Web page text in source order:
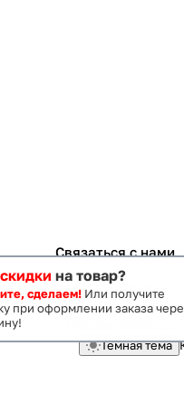
Связаться с нами
+7 495 363-70-19
magazin-
г. Москва, Митино,
Темная тема
скидки на товар?
сделаем! Или получите
при оформлении заказа